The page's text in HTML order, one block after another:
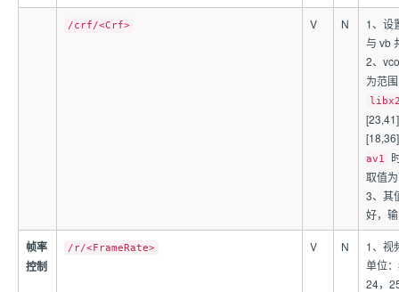
/crf/<Crf> V N
1、设
与 vb
2、
为范
av1
取值
3、其
好，
帧率
控制
/r/<FrameRate> V N
1、视
单位
24，